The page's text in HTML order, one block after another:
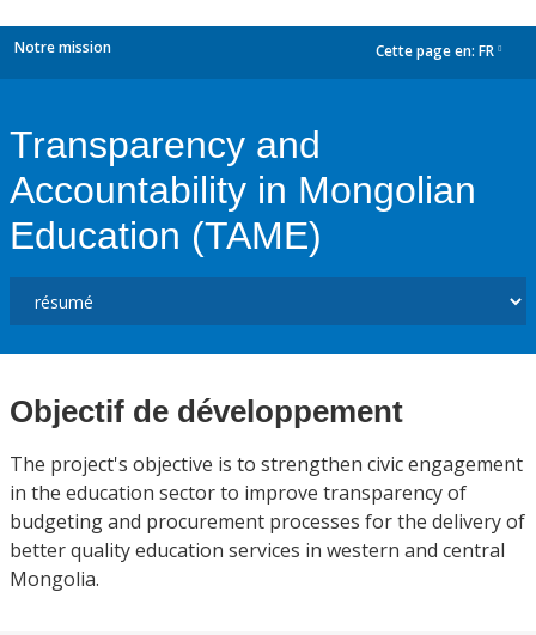
Notre mission Cette page en: FR
Transparency and
Accountability in Mongolian
Education (TAME)
Objectif de développement
The project's objective is to strengthen civic engagement
in the education sector to improve transparency of
budgeting and procurement processes for the delivery of
better quality education services in western and central
Mongolia.